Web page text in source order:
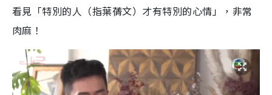
看見「特別的人（指葉蒨文）才有特別的心情」，非常
肉麻！